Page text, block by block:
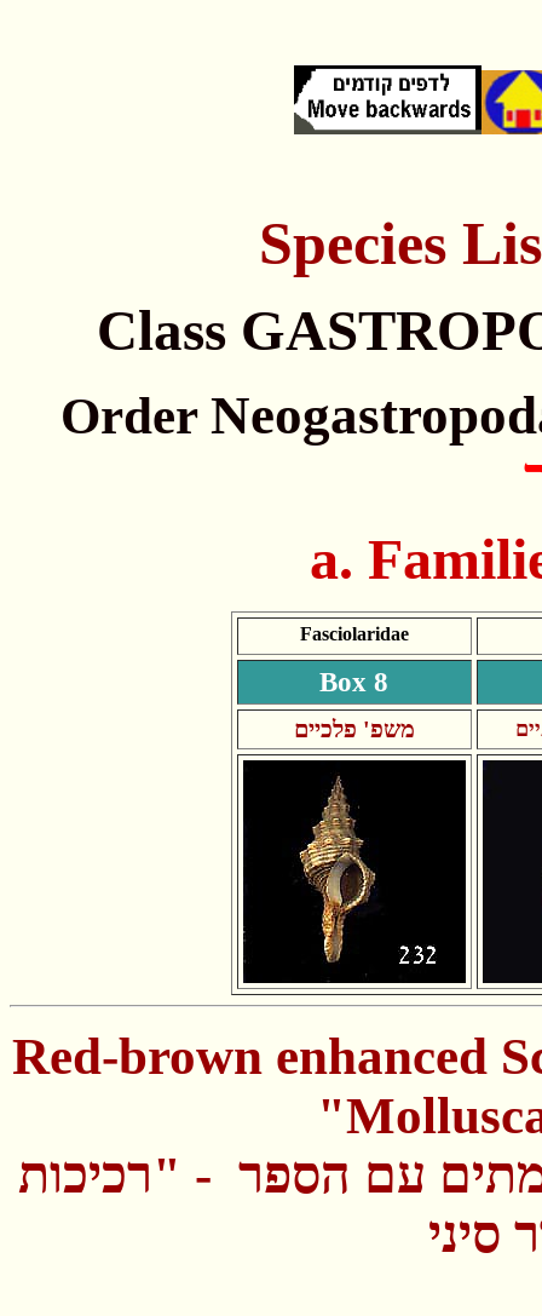
Species
Class
Order
Fasciolaridae
Box 8
משפ' פלכיים
Red-brown enhanced
עם הספר - "רכיכות
סיני